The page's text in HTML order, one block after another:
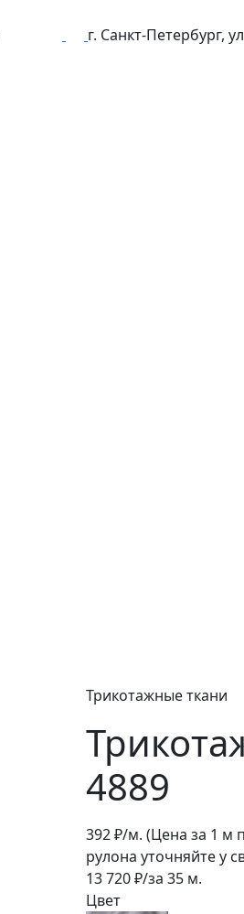
г. Санкт-Петербург,
Трикотажные ткани
4889
392₽/м. (Цена за 1 м
рулона уточняйте у
13 720₽/за 35 м.
Цвет